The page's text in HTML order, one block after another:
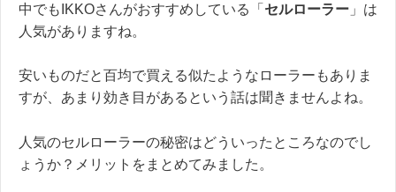
中でもIKKOさんがおすすめしている「 セルローラー 」は
人気がありますね。
安いものだと百均で買える似たようなローラーもありま
すが、あまり効き目があるという話は聞きませんよね。
人気のセルローラーの秘密はどういったところなのでし
ょうか？メリットをまとめてみました。